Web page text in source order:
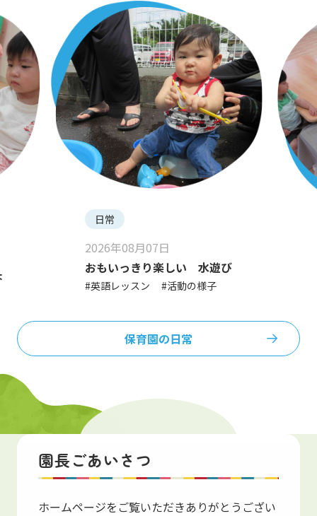
日常
2026年08月07日
おもいっきり楽しい 水遊び
#英語レッスン #活動の様子
保育園の日常
保育園紹介
Introduction
園長ごあいさつ
ホームページをご覧いただきありがとうござい